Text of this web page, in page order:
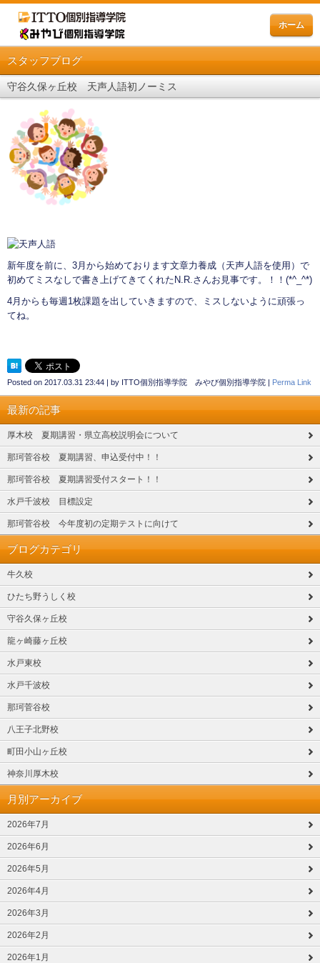
ホーム
スタッフブログ
守谷久保ヶ丘校 天声人語初ノーミス
新年度を前に、3月から始めております文章力養成（天声人語を使用）で
初めてミスなしで書き上げてきてくれたN.R.さんお見事です。！！(*^_^*)
4月からも毎週1枚課題を出していきますので、ミスしないように頑張っ
てね。
Posted on 2017.03.31 23:44 | by ITTO個別指導学院 みやび個別指導学院 | Perma Link
最新の記事
厚木校 夏期講習・県立高校説明会について
那珂菅谷校 夏期講習、申込受付中！！
那珂菅谷校 夏期講習受付スタート！！
水戸千波校 目標設定
那珂菅谷校 今年度初の定期テストに向けて
ブログカテゴリ
牛久校
ひたち野うしく校
守谷久保ヶ丘校
龍ヶ崎藤ヶ丘校
水戸東校
水戸千波校
那珂菅谷校
八王子北野校
町田小山ヶ丘校
神奈川厚木校
月別アーカイブ
2026年7月
2026年6月
2026年5月
2026年4月
2026年3月
2026年2月
2026年1月